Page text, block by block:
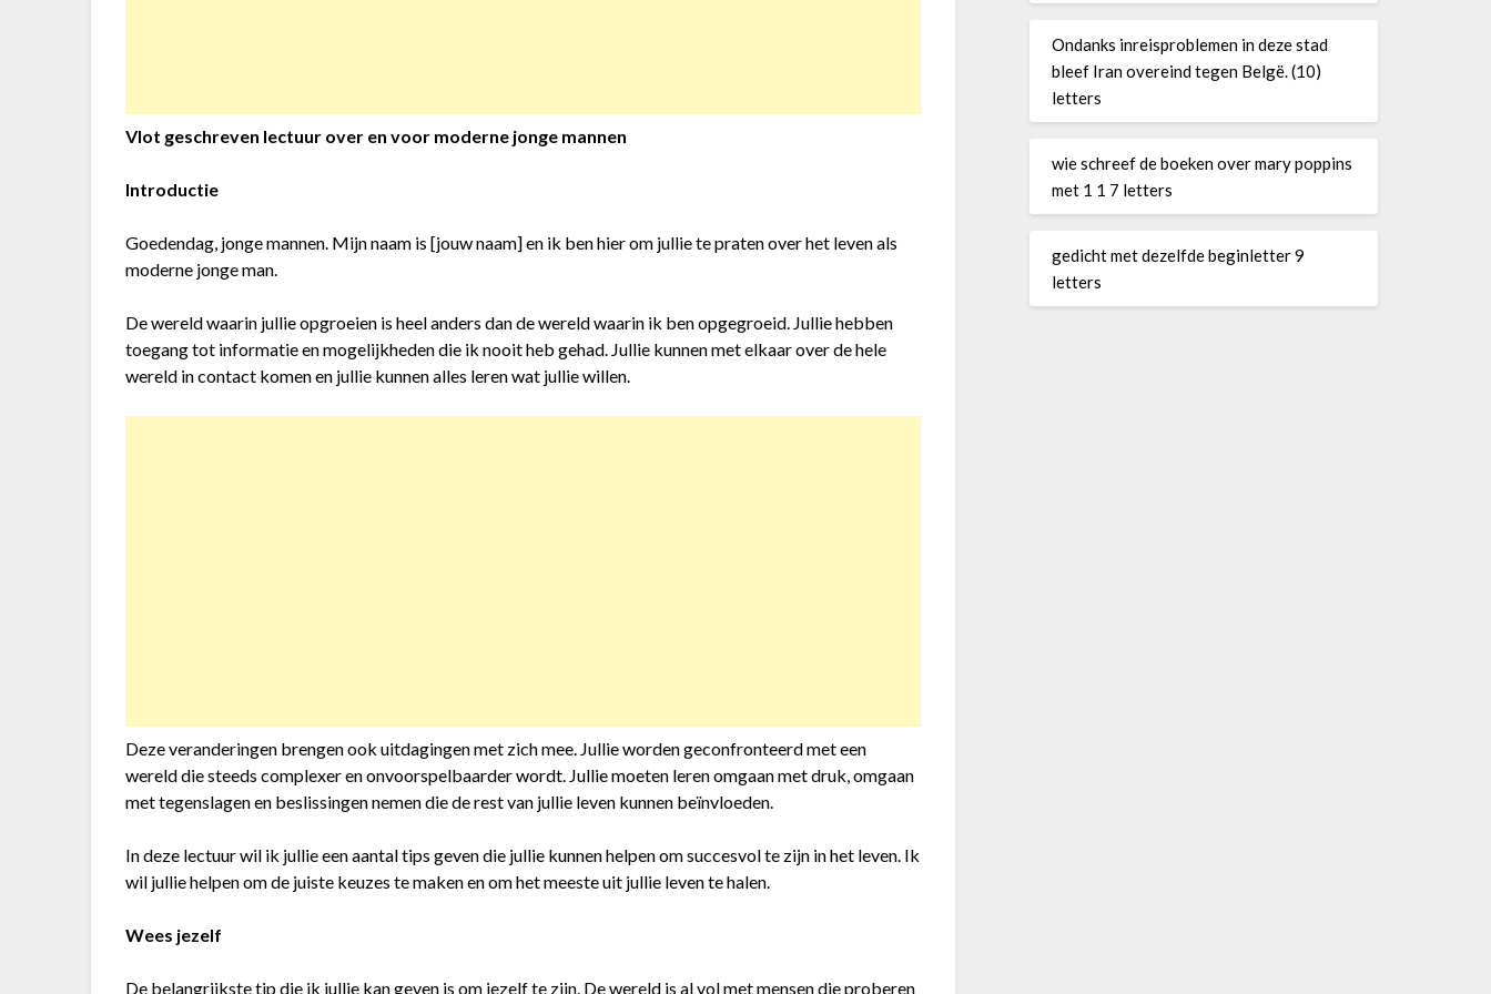
Vlot geschreven lectuur over en voor moderne jonge mannen
Introductie
Goedendag, jonge mannen. Mijn naam is [jouw naam] en ik ben hier om jullie te praten over het leven als
moderne jonge man.
De wereld waarin jullie opgroeien is heel anders dan de wereld waarin ik ben opgegroeid. Jullie hebben
toegang tot informatie en mogelijkheden die ik nooit heb gehad. Jullie kunnen met elkaar over de hele
wereld in contact komen en jullie kunnen alles leren wat jullie willen.
Deze veranderingen brengen ook uitdagingen met zich mee. Jullie worden geconfronteerd met een
wereld die steeds complexer en onvoorspelbaarder wordt. Jullie moeten leren omgaan met druk, omgaan
met tegenslagen en beslissingen nemen die de rest van jullie leven kunnen beïnvloeden.
In deze lectuur wil ik jullie een aantal tips geven die jullie kunnen helpen om succesvol te zijn in het leven. Ik
wil jullie helpen om de juiste keuzes te maken en om het meeste uit jullie leven te halen.
Wees jezelf
De belangrijkste tip die ik jullie kan geven is om jezelf te zijn. De wereld is al vol met mensen die proberen
Ondanks inreisproblemen in deze stad
bleef Iran overeind tegen Belgë. (10)
letters
wie schreef de boeken over mary poppins
met 1 1 7 letters
gedicht met dezelfde beginletter 9
letters